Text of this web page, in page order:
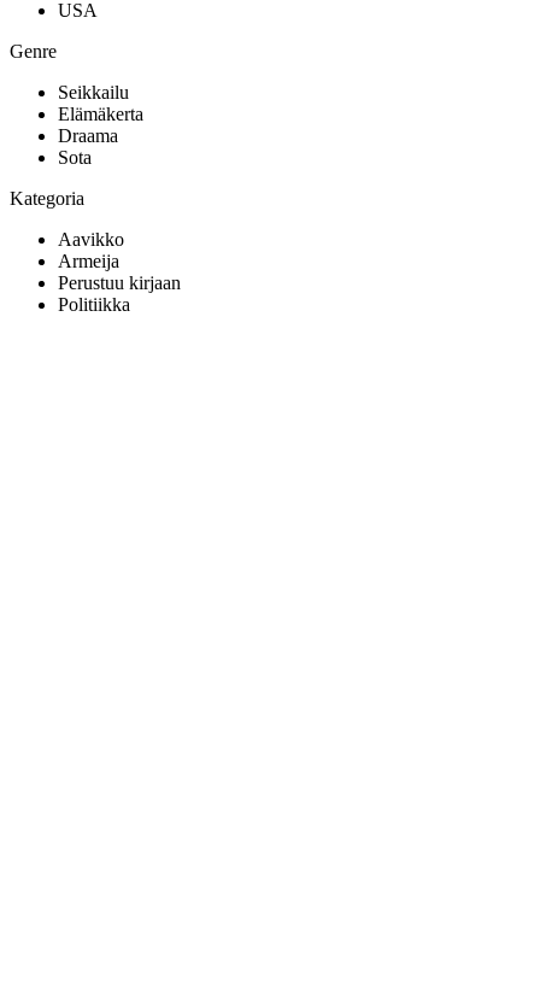
USA
Genre
Seikkailu
Elämäkerta
Draama
Sota
Kategoria
Aavikko
Armeija
Perustuu kirjaan
Politiikka